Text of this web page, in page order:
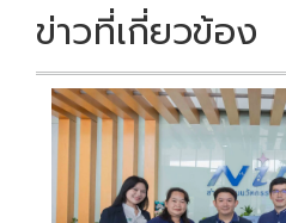
ข่าวที่เกี่ยวข้อง